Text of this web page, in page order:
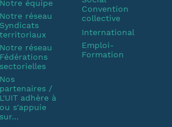
Notre équipe
Notre réseau
Syndicats
territoriaux
Notre réseau
Fédérations
sectorielles
Nos
partenaires /
L'UIT adhère à
ou s'appuie
sur...
Convention
collective
International
Emploi-
Formation